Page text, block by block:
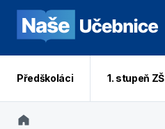
Předškoláci 1. stupeň ZŠ